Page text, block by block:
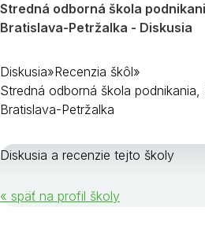
Stredná odborná škola
Bratislava-Petržalka - Diskusia
Diskusia»Recenzia škôl»
Stredná odborná škola podnikania,
Bratislava-Petržalka
Diskusia a recenzie tejto školy
« späť na profil školy